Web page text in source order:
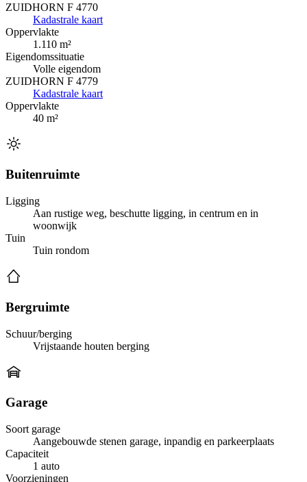
ZUIDHORN F 4770
Kadastrale kaart
Oppervlakte
1.110 m²
Eigendomssituatie
Volle eigendom
ZUIDHORN F 4779
Kadastrale kaart
Oppervlakte
40 m²
Buitenruimte
Ligging
Aan rustige weg, beschutte ligging, in centrum en in
woonwijk
Tuin
Tuin rondom
Bergruimte
Schuur/berging
Vrijstaande houten berging
Garage
Soort garage
Aangebouwde stenen garage, inpandig en parkeerplaats
Capaciteit
1 auto
Voorzieningen